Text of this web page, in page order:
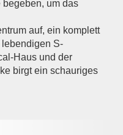
um das
auf, ein komplett
lebendigen S-
Haus und der
birgt ein schauriges